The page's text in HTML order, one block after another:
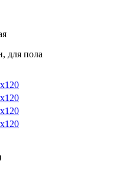
для пола